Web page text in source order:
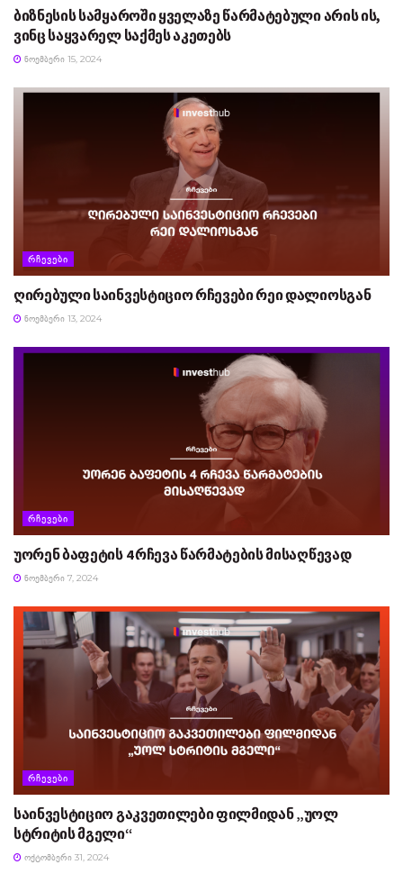
ბიზნესის სამყაროში ყველაზე წარმატებული არის ის,
ვინც საყვარელ საქმეს აკეთებს
ᲜᲝᲔᲛᲑᲔᲠᲘ 15, 2024
ᲠᲩᲔᲕᲔᲑᲘ
ღირებული საინვესტიციო რჩევები რეი დალიოსგან
ᲜᲝᲔᲛᲑᲔᲠᲘ 13, 2024
ᲠᲩᲔᲕᲔᲑᲘ
უორენ ბაფეტის 4 რჩევა წარმატების მისაღწევად
ᲜᲝᲔᲛᲑᲔᲠᲘ 7, 2024
ᲠᲩᲔᲕᲔᲑᲘ
საინვესტიციო გაკვეთილები ფილმიდან „უოლ
სტრიტის მგელი“
ᲝᲥᲢᲝᲛᲑᲔᲠᲘ 31, 2024